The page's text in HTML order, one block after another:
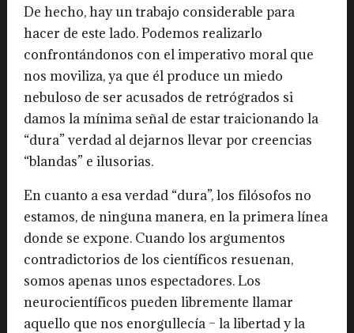
De hecho, hay un trabajo considerable para
hacer de este lado. Podemos realizarlo
confrontándonos con el imperativo moral que
nos moviliza, ya que él produce un miedo
nebuloso de ser acusados de retrógrados si
damos la mínima señal de estar traicionando la
“dura” verdad al dejarnos llevar por creencias
“blandas” e ilusorias.
En cuanto a esa verdad “dura”, los filósofos no
estamos, de ninguna manera, en la primera línea
donde se expone. Cuando los argumentos
contradictorios de los científicos resuenan,
somos apenas unos espectadores. Los
neurocientíficos pueden libremente llamar
aquello que nos enorgullecía – la libertad y la